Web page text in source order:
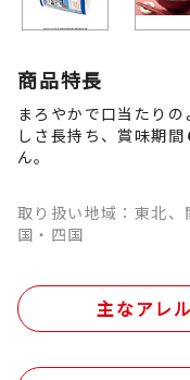
商品特長
まろやかで口当たり
しさ長持ち、賞味期
ん。
取り扱い地域：東北
国・四国
主なアレ